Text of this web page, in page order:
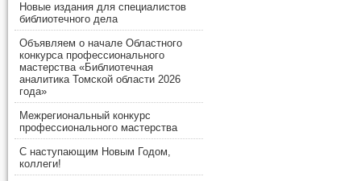
Новые издания для специалистов
библиотечного дела
Объявляем о начале Областного
конкурса профессионального
мастерства «Библиотечная
аналитика Томской области 2026
года»
Межрегиональный конкурс
профессионального мастерства
С наступающим Новым Годом,
коллеги!